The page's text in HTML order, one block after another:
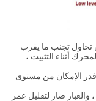
-40 -85 ، يجب أن تحاول تجنب ما يقرب
أثناء التثبيت ،
الإمكان من مستوى
والغبار ضار لتقليل عمر